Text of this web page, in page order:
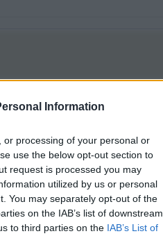
Information
processing of your personal or
use the below opt-out section to
request is processed you may
utilized by us or personal
You may separately opt-out of the
on the IAB’s list of downstream
to third parties on the IAB’s List of